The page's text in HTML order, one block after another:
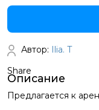
Описание
Предлагается к
Автор: Ilia. T
Share